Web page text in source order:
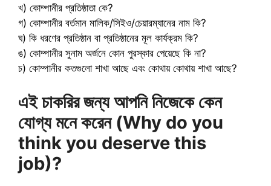
খ) কোম্পানীর প্রতিষ্ঠাতা কে?
গ) কোম্পানীর বর্তমান মালিক/সিইও/চেয়ারম্যানের নাম কি?
ঘ) কি ধরণের প্রতিষ্ঠান বা প্রতিষ্ঠানের মূল কার্যক্রম কি?
ঙ) কোম্পানীর সুনাম অর্জনে কোন পুরস্কার পেয়েছে কি না?
চ) কোম্পানীর কতগুলো শাখা আছে এবং কোথায় কোথায় শাখা আছে?
এই চাকরির জন্যআপনিনিজেকে কেন
যোগ্য মনে করেন (Why do you
think you deserve this
job)?